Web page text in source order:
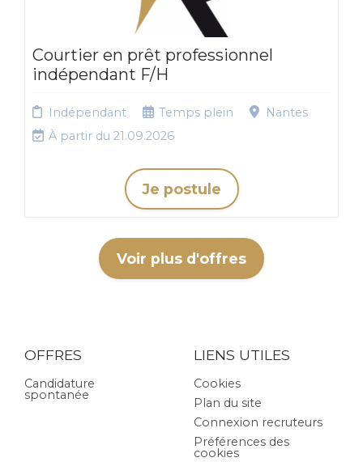
Courtier en prêt professionnel
indépendant F/H
Indépendant Temps plein
Nantes
À partir du 21.09.2026
Je postule
Voir plus d'offres
OFFRES
Candidature
spontanée
LIENS UTILES
Cookies
Plan du site
Connexion recruteurs
Préférences des
cookies